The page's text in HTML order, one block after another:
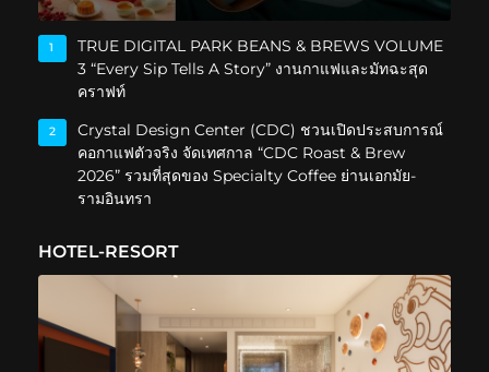
1
TRUE DIGITAL PARK BEANS & BREWS VOLUME
3 “Every Sip Tells A Story” งานกาแฟและมัทฉะสุด
คราฟท์
2
Crystal Design Center (CDC) ชวนเปิดประสบการณ์
คอกาแฟตัวจริง จัดเทศกาล “CDC Roast & Brew
2026” รวมที่สุดของ Specialty Coffee ย่านเอกมัย-
รามอินทรา
HOTEL-RESORT